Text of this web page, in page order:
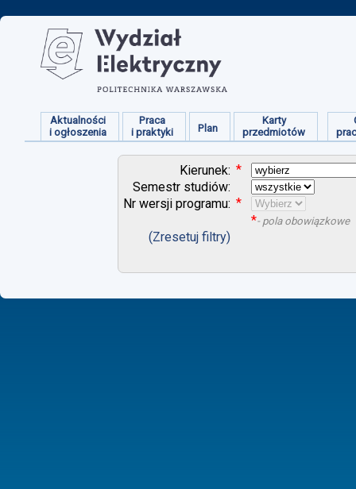
Aktualności
i ogłoszenia
Praca
i praktyki
Plan
Karty
przedmiotów
Kierunek: *
Semestr studiów:
Nr wersji programu: *
*- pola obowiązkowe
(Zresetuj filtry)